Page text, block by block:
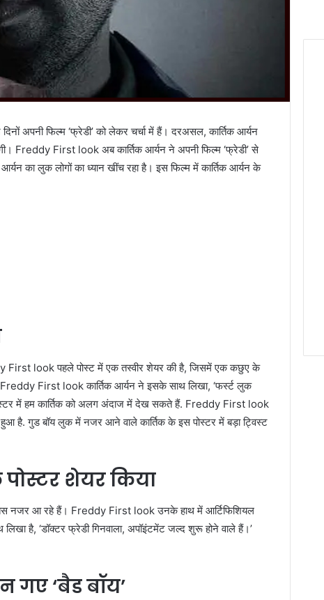
अपनी फिल्म ‘फ्रेडी’ को लेकर चर्चा में हैं। दरअसल, कार्तिक आर्यन
Freddy First look अब कार्तिक आर्यन ने अपनी फिल्म ‘फ्रेडी’ से
का लुक लोगों का ध्यान खींच रहा है। इस फिल्म में कार्तिक आर्यन के
First look पहले पोस्ट में एक तस्वीर शेयर की है, जिसमें एक कछुए के
First look कार्तिक आर्यन ने इसके साथ लिखा, ‘फर्स्ट लुक
में हम कार्तिक को अलग अंदाज में देख सकते हैं. Freddy First look
हुआ है. गुड बॉय लुक में नजर आने वाले कार्तिक के इस पोस्टर में बड़ा ट्विस्ट
पोस्टर शेयर किया
नजर आ रहे हैं। Freddy First look उनके हाथ में आर्टिफिशियल
है, ‘डॉक्टर फ्रेडी गिनवाला, अपॉइंटमेंट जल्द शुरू होने वाले हैं।’
गए ‘बैड बॉय’